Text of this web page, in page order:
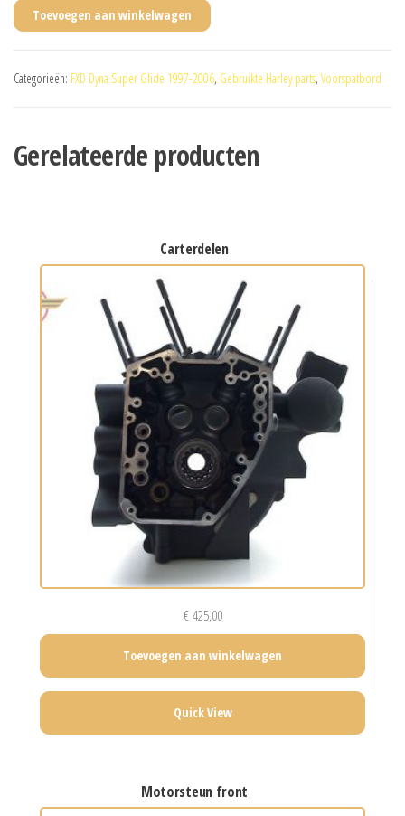
Toevoegen aan winkelwagen
Categorieën: FXD Dyna Super Glide 1997-2006, Gebruikte Harley parts, Voorspatbord
Gerelateerde producten
carterdelen
€425,00
Toevoegen aan winkelwagen
Quick View
motorsteun front